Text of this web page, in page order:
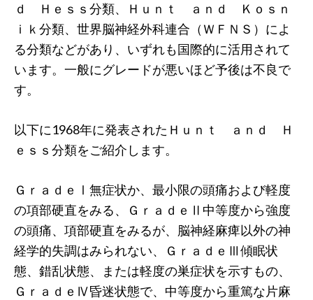
ｄ Ｈｅｓｓ分類、Ｈｕｎｔ ａｎｄ Ｋｏｓｎ
ｉｋ分類、世界脳神経外科連合（ＷＦＮＳ）によ
る分類などがあり、いずれも国際的に活用されて
います。一般にグレードが悪いほど予後は不良で
す。
以下に1968年に発表されたＨｕｎｔ ａｎｄ Ｈ
ｅｓｓ分類をご紹介します。
ＧｒａｄｅⅠ無症状か、最小限の頭痛および軽度
の項部硬直をみる、ＧｒａｄｅⅡ中等度から強度
の頭痛、項部硬直をみるが、脳神経麻痺以外の神
経学的失調はみられない、ＧｒａｄｅⅢ傾眠状
態、錯乱状態、または軽度の巣症状を示すもの、
ＧｒａｄｅⅣ昏迷状態で、中等度から重篤な片麻